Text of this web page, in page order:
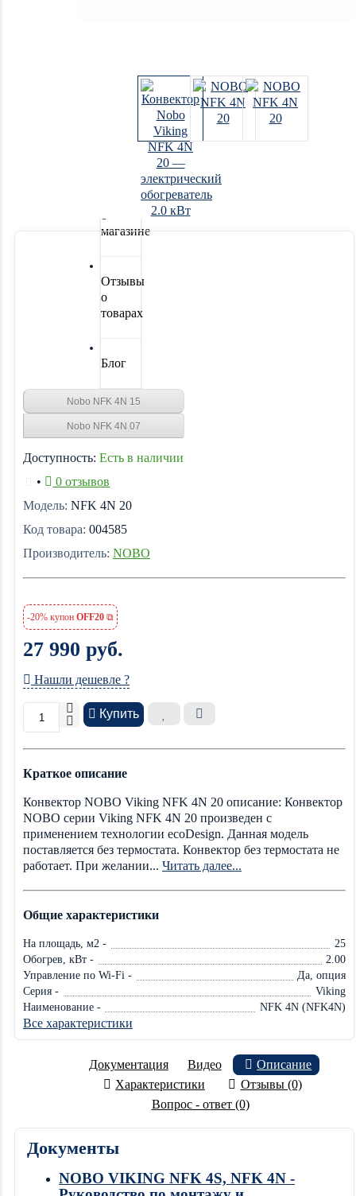
Новинки
Отзывы
магазине
Отзывы
о
товарах
Блог
Nobo NFK 4N 15
Nobo NFK 4N 07
Доступность: Есть в наличии
•
0 отзывов
Модель: NFK 4N 20
Код товара: 004585
Производитель: NOBO
-20% купон OFF20
27 990 руб.
Нашли дешевле ?
Купить
Краткое описание
Конвектор NOBO Viking NFK 4N 20 описание: Конвектор
NOBO серии Viking NFK 4N 20 произведен с
применением технологии ecoDesign. Данная модель
поставляется без термостата. Конвектор без термостата не
работает. При желании... Читать далее...
Общие характеристики
На площадь, м2 -
25
Обогрев, кВт -
2.00
Управление по Wi-Fi -
Да, опция
Серия -
Viking
Наименование -
NFK 4N (NFK4N)
Все характеристики
Документация Видео
Описание
Характеристики
Отзывы (0)
Вопрос - ответ (0)
Документы
NOBO VIKING NFK 4S, NFK 4N -